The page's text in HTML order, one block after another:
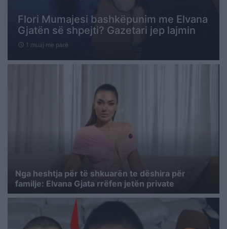
Flori Mumajesi bashkëpunim me Elvana
Gjatën së shpejti? Gazetari jep lajmin
schedule 1 muaj me parë
Nga heshtja për të shkuarën te dëshira për
familje: Elvana Gjata rrëfen jetën private